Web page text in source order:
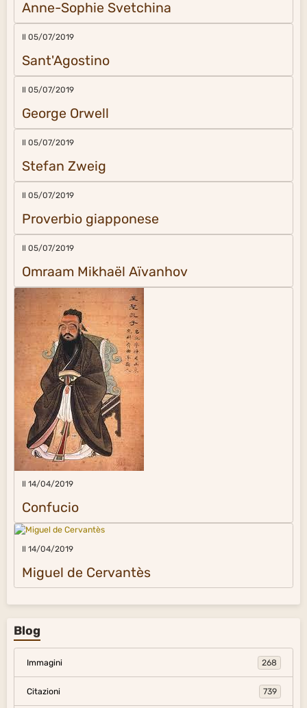
Anne-Sophie Svetchina
Il 05/07/2019
Sant'Agostino
Il 05/07/2019
George Orwell
Il 05/07/2019
Stefan Zweig
Il 05/07/2019
Proverbio giapponese
Il 05/07/2019
Omraam Mikhaël Aïvanhov
Il 14/04/2019
Confucio
Il 14/04/2019
Miguel de Cervantès
Blog
Immagini 268
Citazioni 739